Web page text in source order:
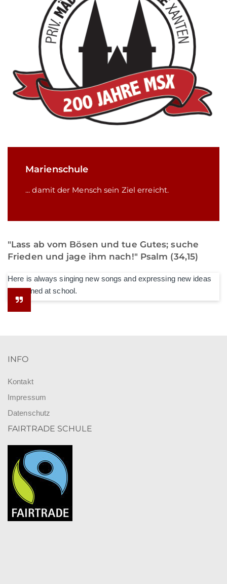
Marienschule
... damit der Mensch sein Ziel erreicht.
"Lass ab vom Bösen und tue Gutes; suche
Frieden und jage ihm nach!" Psalm (34,15)
Here is always singing new songs and expressing new ideas
he learned at school.
INFO
Kontakt
Impressum
Datenschutz
FAIRTRADE SCHULE